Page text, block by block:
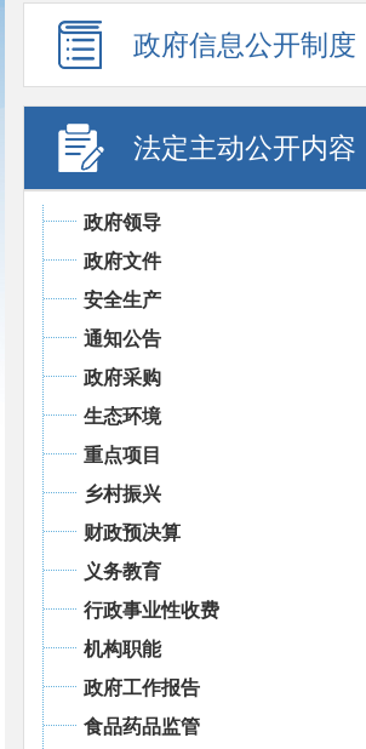
政府信息公开制度
法定主动公开内容
政府领导
政府文件
安全生产
通知公告
政府采购
生态环境
重点项目
乡村振兴
财政预决算
义务教育
行政事业性收费
机构职能
政府工作报告
食品药品监管